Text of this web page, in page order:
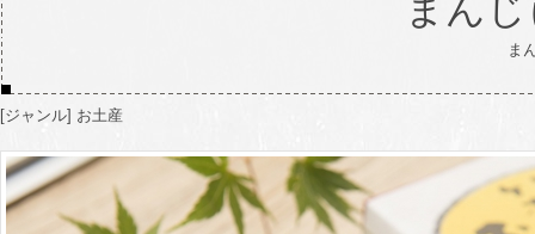
まん
ま
[ジャンル] お土産